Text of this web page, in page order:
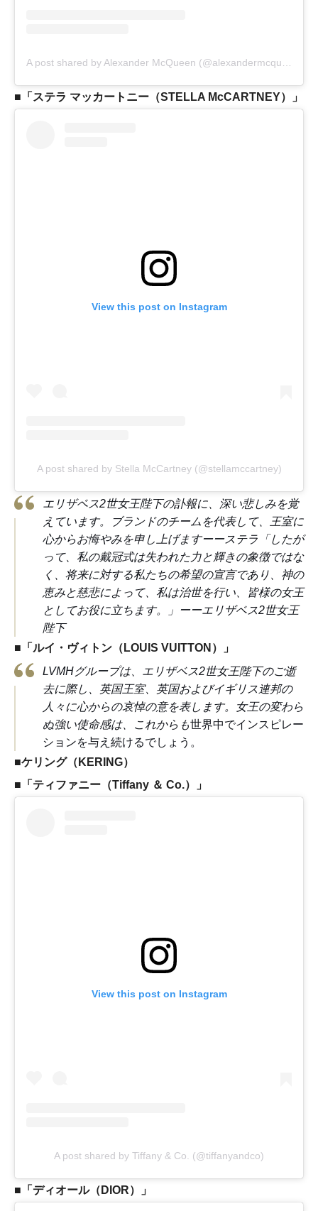
A post shared by Alexander McQueen (@alexandermcqueen)
■「ステラ マッカートニー（STELLA McCARTNEY）」
View this post on Instagram
A post shared by Stella McCartney (@stellamccartney)
エリザベス2世女王陛下の訃報に、深い悲しみを覚
えています。ブランドのチームを代表して、王室に
心からお悔やみを申し上げますーーステラ「したが
って、私の戴冠式は失われた力と輝きの象徴ではな
く、将来に対する私たちの希望の宣言であり、神の
恵みと慈悲によって、私は治世を行い、皆様の女王
としてお役に立ちます。」ーーエリザベス2世女王
陛下
■ 「ルイ・ヴィトン（LOUIS VUITTON）」
LVMHグループは、エリザベス2世女王陛下のご逝
去に際し、英国王室、英国およびイギリス連邦の
人々に心からの哀悼の意を表します。女王の変わら
ぬ強い使命感は、これからも世界中でインスピレー
ションを与え続けるでしょう。
■ケリング（KERING）
■「ティファニー（Tiffany ＆ Co.）」
View this post on Instagram
A post shared by Tiffany & Co. (@tiffanyandco)
■「ディオール（DIOR）」